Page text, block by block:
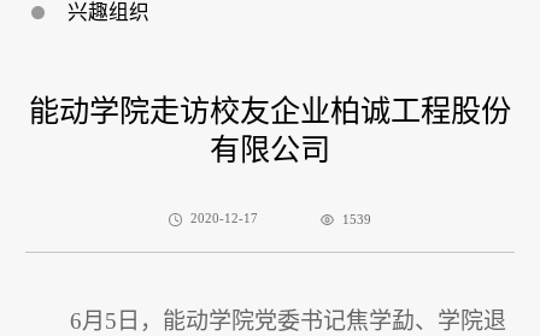
兴趣组织
能动学院走访校友企业柏诚工程股份
有限公司
2020-12-17 1539
6月 5 日，能动学院党委书记焦学勐、学院退